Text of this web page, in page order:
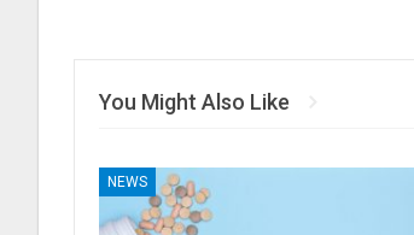
You Might Also Like
NEWS